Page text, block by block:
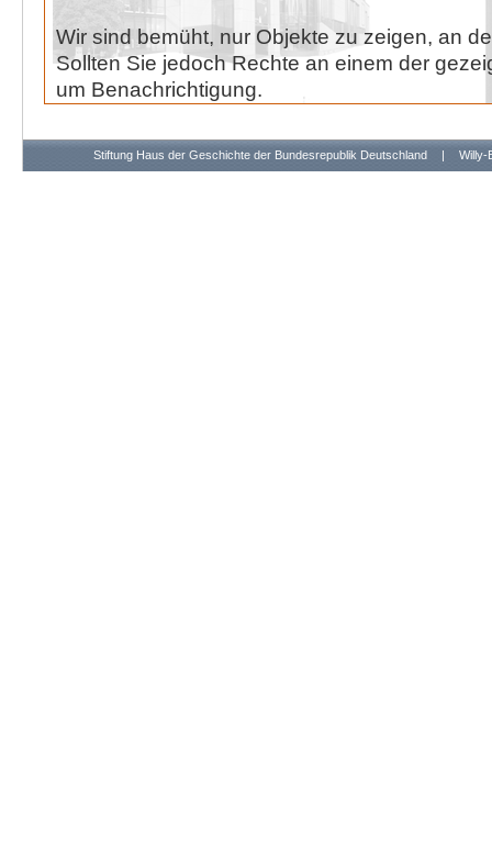
Wir sind bemüht, nur Objekte zu zeigen, an
Sollten Sie jedoch Rechte an einem der
um Benachrichtigung.
Stiftung Haus der Geschichte der Bundesrepublik Deutschland | Willy-